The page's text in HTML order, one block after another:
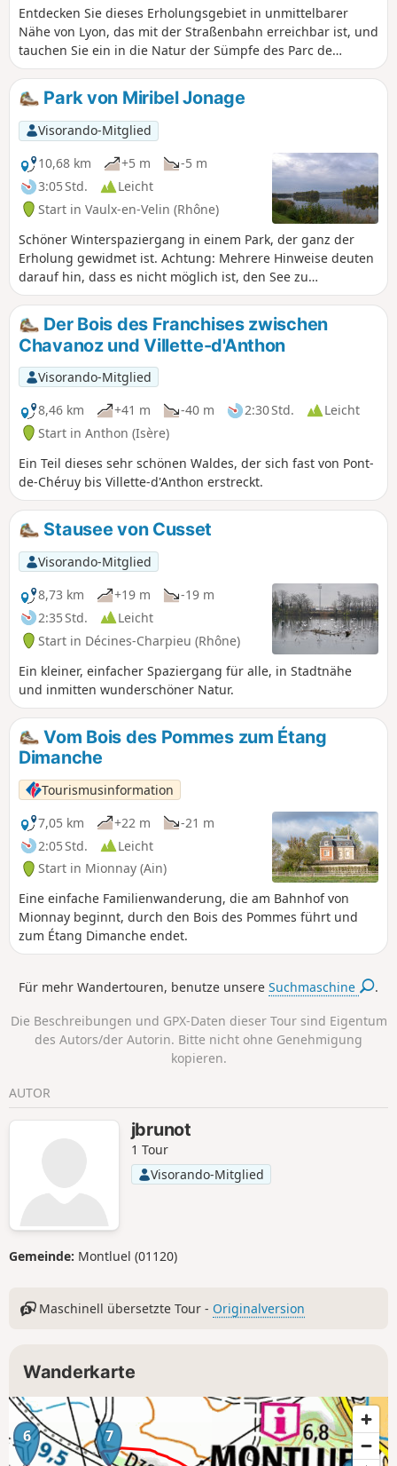
Entdecken Sie dieses Erholungsgebiet in unmittelbarer
Nähe von Lyon, das mit der Straßenbahn erreichbar ist, und
tauchen Sie ein in die Natur der Sümpfe des Parc de
Miribel, um dessen Fauna und Flora zu entdecken.
Park von Miribel Jonage
Visorando-Mitglied
10,68 km
+5 m
-5 m
3:05 Std.
Leicht
Start in Vaulx-en-Velin (Rhône)
Schöner Winterspaziergang in einem Park, der ganz der
Erholung gewidmet ist. Achtung: Mehrere Hinweise deuten
darauf hin, dass es nicht möglich ist, den See zu
umrunden.
Der Bois des Franchises zwischen
Chavanoz und Villette-d'Anthon
Visorando-Mitglied
8,46 km
+41 m -40 m 2:30 Std.
Leicht
Start in Anthon (Isère)
Ein Teil dieses sehr schönen Waldes, der sich fast von Pont-
de-Chéruy bis Villette-d'Anthon erstreckt.
Stausee von Cusset
Visorando-Mitglied
8,73 km
+19 m
-19 m
2:35 Std.
Leicht
Start in Décines-Charpieu (Rhône)
Ein kleiner, einfacher Spaziergang für alle, in Stadtnähe
und inmitten wunderschöner Natur.
Vom Bois des Pommes zum Étang
Dimanche
Tourismusinformation
7,05 km
+22 m
-21 m
2:05 Std.
Leicht
Start in Mionnay (Ain)
Eine einfache Familienwanderung, die am Bahnhof von
Mionnay beginnt, durch den Bois des Pommes führt und
zum Étang Dimanche endet.
Für mehr Wandertouren, benutze unsereSuchmaschine .
Die Beschreibungen und GPX-Daten dieser Tour sind Eigentum
des Autors/der Autorin. Bitte nicht ohne Genehmigung
kopieren.
AUTOR
jbrunot
1 Tour
Visorando-Mitglied
Gemeinde: Montluel (01120)
Maschinell übersetzte Tour - Originalversion
Wanderkarte
6
7
9